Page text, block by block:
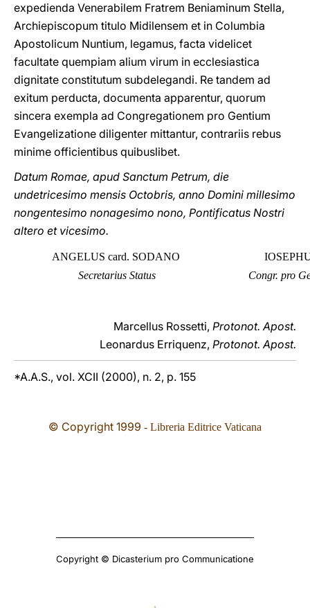
expedienda Venerabilem Fratrem Beniaminum Stella,
Archiepiscopum titulo Midilensem et in Columbia
Apostolicum Nuntium, legamus, facta videlicet
facultate quempiam alium virum in ecclesiastica
dignitate constitutum subdelegandi. Re tandem ad
exitum perducta, documenta apparentur, quorum
sincera exempla ad Congregationem pro Gentium
Evangelizatione diligenter mittantur, contrariis rebus
minime officientibus quibuslibet.
Datum Romae, apud Sanctum Petrum, die
undetricesimo mensis Octobris, anno Domini millesimo
nongentesimo nonagesimo nono, Pontificatus Nostri
altero et vicesimo.
ANGELUS card. SODANO
Secretarius Status
Congr. pro
Marcellus Rossetti, Protonot. Apost.
Leonardus Erriquenz, Protonot. Apost.
*A.A.S., vol. XCII (2000), n. 2, p. 155
© Copyright 1999 - Libreria Editrice Vaticana
Copyright © Dicasterium pro Communicatione